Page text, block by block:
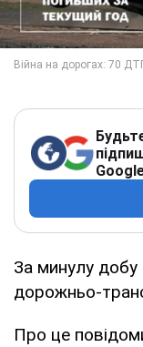
За минулу добу
дорожньо-
Про це